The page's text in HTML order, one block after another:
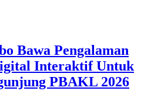
Bawa Pengalaman
Interaktif Untuk
PBAKL 2026